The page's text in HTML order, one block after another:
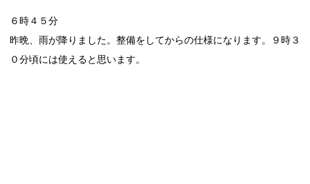
６時４５分
昨晩、雨が降りました。整備をしてからの仕様になります。９時３
０分頃には使えると思います。